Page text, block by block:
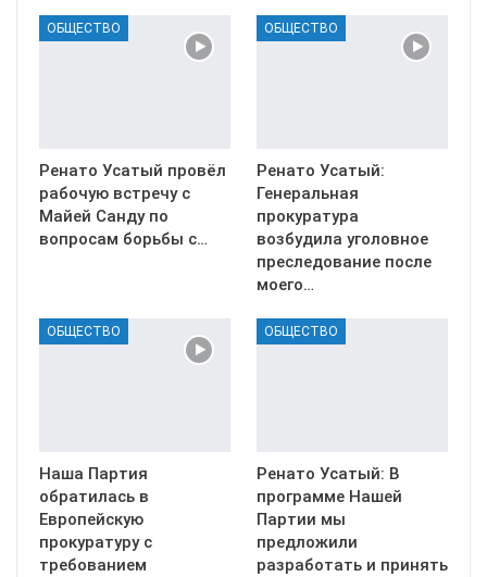
ОБЩЕСТВО
Ренато Усатый провёл
рабочую встречу с
Майей Санду по
вопросам борьбы с…
ОБЩЕСТВО
Ренато Усатый:
Генеральная
прокуратура
возбудила уголовное
преследование после
моего…
ОБЩЕСТВО
Наша Партия
обратилась в
Европейскую
прокуратуру с
требованием
ОБЩЕСТВО
Ренато Усатый: В
программе Нашей
Партии мы
предложили
разработать и принять